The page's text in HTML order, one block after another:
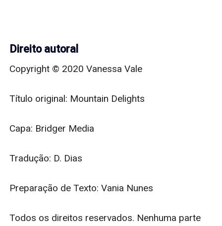
Direito autoral
Copyright © 2020 Vanessa Vale
Título original: Mountain Delights
Capa: Bridger Media
Tradução: D. Dias
Preparação de Texto: Vania Nunes
Todos os direitos reservados. Nenhuma parte